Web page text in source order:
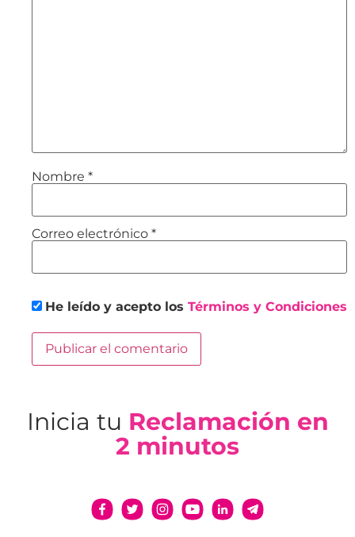
Nombre *
Correo electrónico *
He leído y acepto los Términos y Condiciones
Inicia tu Reclamación en
2 minutos